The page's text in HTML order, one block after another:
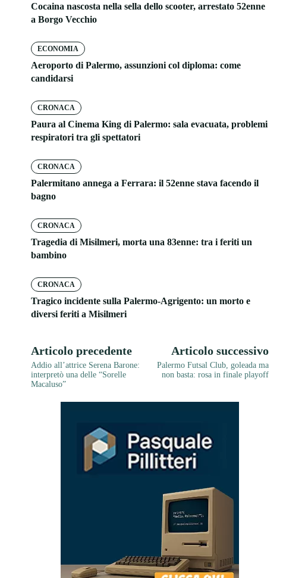
Cocaina nascosta nella sella dello scooter, arrestato 52enne
a Borgo Vecchio
ECONOMIA
Aeroporto di Palermo, assunzioni col diploma: come
candidarsi
CRONACA
Paura al Cinema King di Palermo: sala evacuata, problemi
respiratori tra gli spettatori
CRONACA
Palermitano annega a Ferrara: il 52enne stava facendo il
bagno
CRONACA
Tragedia di Misilmeri, morta una 83enne: tra i feriti un
bambino
CRONACA
Tragico incidente sulla Palermo-Agrigento: un morto e
diversi feriti a Misilmeri
Articolo precedente
Addio all’attrice Serena Barone:
interpretò una delle “Sorelle
Macaluso”
Articolo successivo
Palermo Futsal Club, goleada ma
non basta: rosa in finale playoff